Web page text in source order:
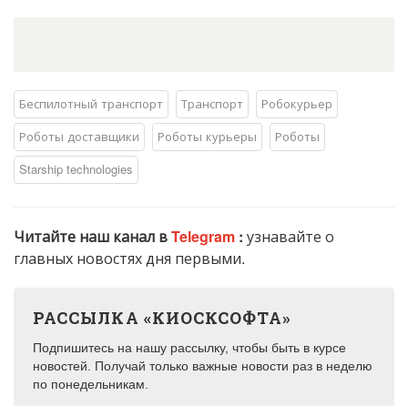
Беспилотный транспорт Транспорт
Робокурьер
Роботы доставщики
Роботы курьеры
Роботы
Starship technologies
Читайте наш канал вTelegram : узнавайте о
главных новостях дня первыми.
РАССЫЛКА «КИОСКСОФТА»
Подпишитесь на нашу рассылку, чтобы быть в курсе
новостей. Получай только важные новости раз в неделю
по понедельникам.